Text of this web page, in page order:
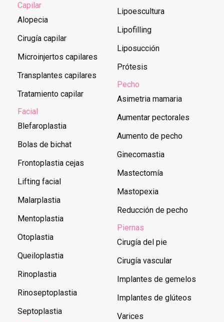
Capilar
Alopecia
Cirugía capilar
Microinjertos capilares
Transplantes capilares
Tratamiento capilar
Facial
Blefaroplastia
Bolas de bichat
Frontoplastia cejas
Lifting facial
Malarplastia
Mentoplastia
Otoplastia
Queiloplastia
Rinoplastia
Rinoseptoplastia
Septoplastia
Lipoescultura
Lipofilling
Liposucción
Prótesis
Pecho
Asimetria mamaria
Aumentar pectorales
Aumento de pecho
Ginecomastia
Mastectomía
Mastopexia
Reducción de pecho
Piernas
Cirugía del pie
Cirugía vascular
Implantes de gemelos
Implantes de glúteos
Varices